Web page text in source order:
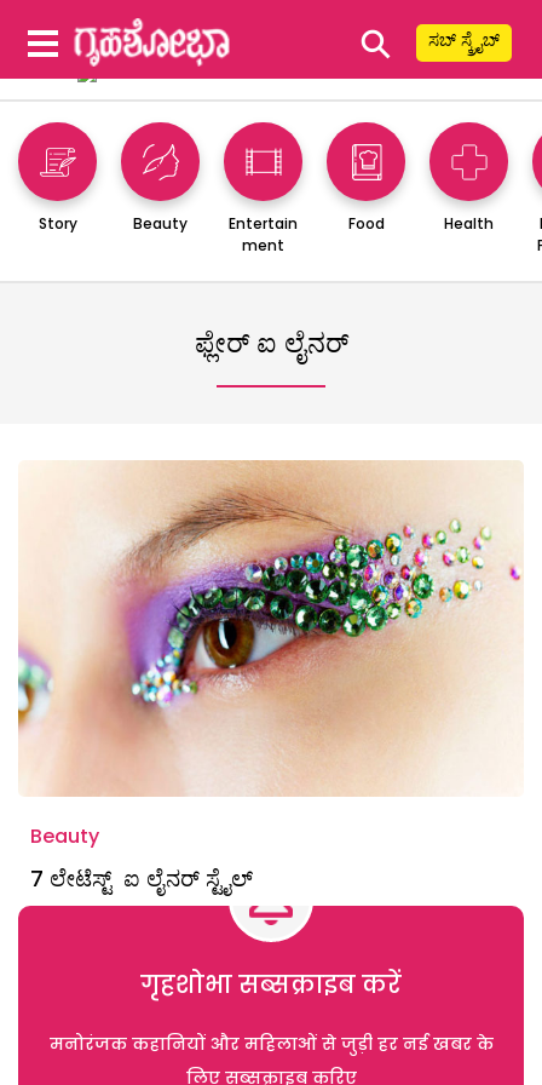
⚲ ಸಬ್ ಸ್ಕ್ರೈಬ್
Story Beauty
Entertain
ment
Food Health
ಫ್ಲೇರ್ ಐ ಲೈನರ್
Beauty
7 ಲೇಟೆಸ್ಟ್ ಐ ಲೈನರ್‌ ಸ್ಟೈಲ್
गृहशोभा सब्सक्राइब करें
मनोरंजक कहानियों और महिलाओं से जुड़ी हर नई खबर के
लिए सब्सक्राइब करिए